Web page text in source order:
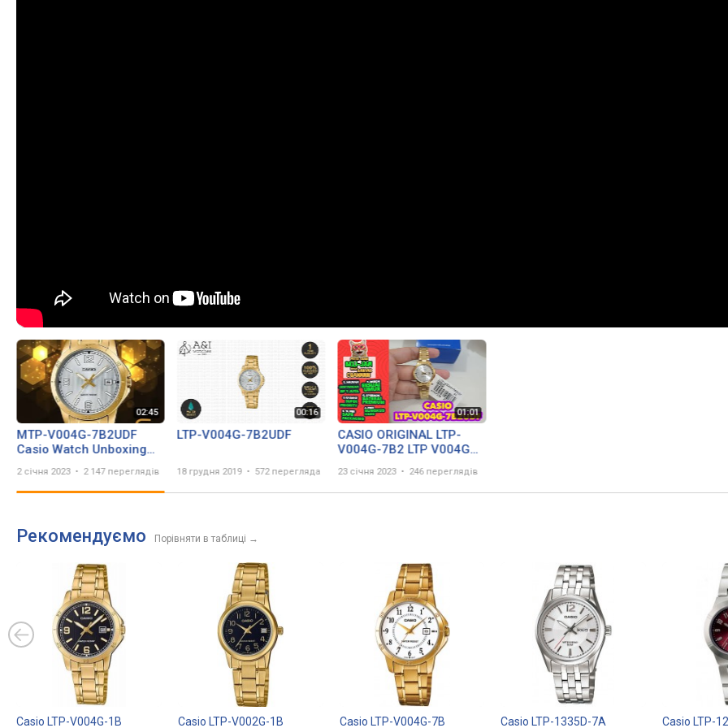
MTP-V004G-7B2UDF
Casio Watch Unboxing
2 січня 2023 2 147 переглядів
LTP-V004G-7B2UDF
18 грудня 2019 572 перегляда
CASIO ORIGINAL LTP-
V004G-7B2 LTP V004G
JAM TANGAN WANITA ST
JAM CASIO JAMDUNIA
23 січня 2023 246 переглядів
Рекомендуємо Порівняти в таблиці →
Casio LTP-V004G-1B Casio LTP-V002G-1B Casio LTP-V004G-7B Casio LTP-1335D-7A Casio LTP-